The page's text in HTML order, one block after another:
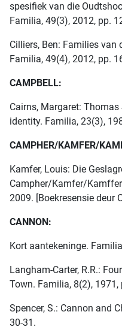
spesifiek van die
Familia, 49(3), 2012, pp.
Cilliers, Ben: Families van
Familia, 49(4), 2012, pp.
CAMPBELL:
Cairns, Margaret:
identity. Familia, 23(3),
CAMPHER/KAMFER/
Kamfer, Louis: Die
Campher/Kamfer/
2009. [Boekresensie deur
CANNON:
Kort aantekeninge.
Langham-Carter, R.R.:
Town. Familia, 8(2), 1971,
Spencer, S.: Cannon and
30-31.